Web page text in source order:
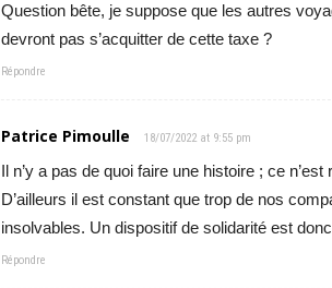
Question bête, je suppose que les autres
devront pas s’acquitter de cette taxe ?
Répondre
Patrice Pimoulle 18/07/2022 at 9:55 pm
Il n’y a pas de quoi faire une histoire ; ce n’est
D’ailleurs il est constant que trop de nos
insolvables. Un dispositif de solidarité est
Répondre